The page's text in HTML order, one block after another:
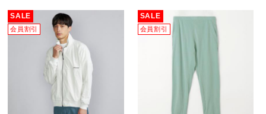
SALE
会員割引
SALE
会員割引